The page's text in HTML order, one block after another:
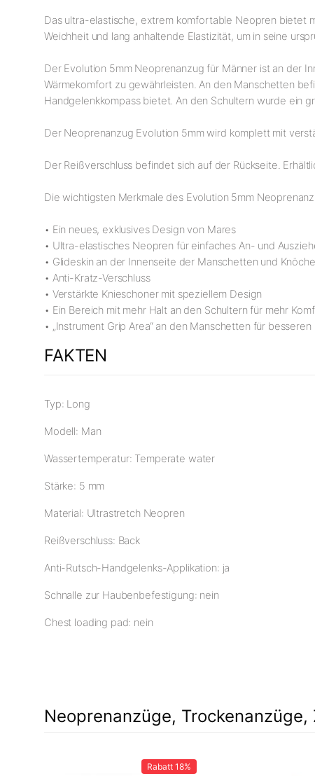
Das ultra-elastische, extrem komfortable Neopren bietet
Weichheit und lang anhaltende Elastizität, um in seine
Der Evolution 5mm Neoprenanzug für Männer ist an der
Wärmekomfort zu gewährleisten. An den Manschetten
Handgelenkkompass bietet. An den Schultern wurde ein
Der Neoprenanzug Evolution 5mm wird komplett mit
Der Reißverschluss befindet sich auf der Rückseite.
Die wichtigsten Merkmale des Evolution 5mm
• Ein neues, exklusives Design von Mares
• Ultra-elastisches Neopren für einfaches An- und
• Glideskin an der Innenseite der Manschetten und
• Anti-Kratz-Verschluss
• Verstärkte Knieschoner mit speziellem Design
• Ein Bereich mit mehr Halt an den Schultern für mehr
• „Instrument Grip Area“ an den Manschetten für
FAKTEN
Typ: Long
Modell: Man
Wassertemperatur: Temperate water
Stärke: 5 mm
Material: Ultrastretch Neopren
Reißverschluss: Back
Anti-Rutsch-Handgelenks-Applikation: ja
Schnalle zur Haubenbefestigung: nein
Chest loading pad: nein
Neoprenanzüge,
Rabatt 18%